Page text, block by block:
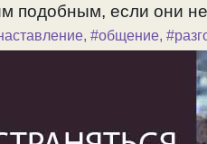
подобным, если они
, #общение,